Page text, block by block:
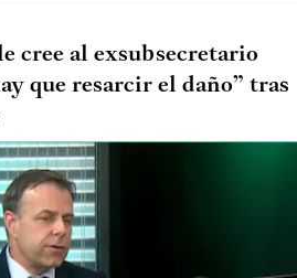
cree al exsubsecretario
que resarcir el daño” tras